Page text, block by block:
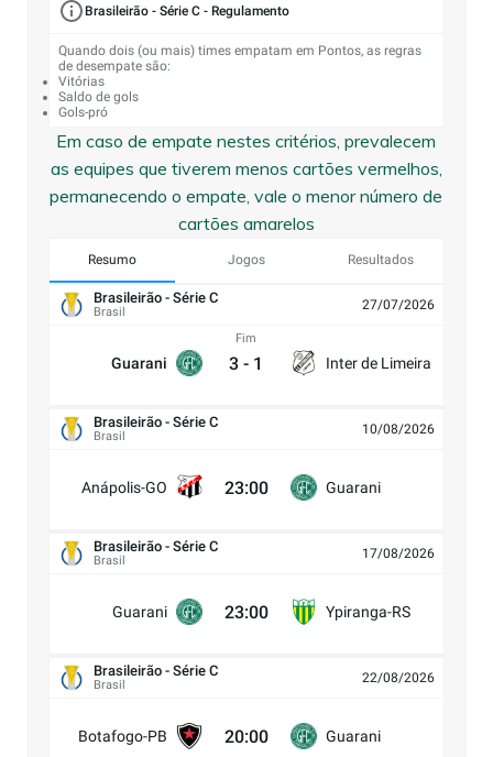
Brasileirão - Série C - Regulamento
Quando dois (ou mais) times empatam em Pontos, as regras
de desempate são:
Vitórias
Saldo de gols
Gols-pró
Em caso de empate nestes critérios, prevalecem
as equipes que tiverem menos cartões vermelhos,
permanecendo o empate, vale o menor número de
cartões amarelos
Resumo Jogos Resultados
Brasileirão - Série C
Brasil 27/07/2026
Guarani
Fim
3 - 1 Inter de Limeira
Brasileirão - Série C
Brasil 10/08/2026
Anápolis-GO 23:00 Guarani
Brasileirão - Série C
Brasil 17/08/2026
Guarani 23:00 Ypiranga-RS
Brasileirão - Série C
Brasil 22/08/2026
Botafogo-PB 20:00 Guarani